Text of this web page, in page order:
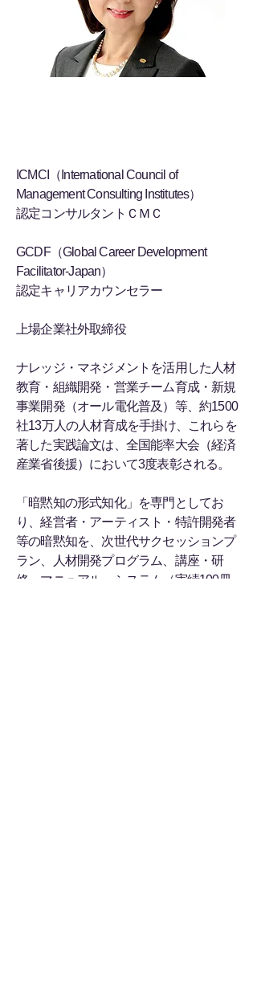
ICMCI（International Council of
Management Consulting Institutes）
認定コンサルタントＣＭＣ
GCDF（Global Career Development
Facilitator-Japan）
認定キャリアカウンセラー
上場企業社外取締役
ナレッジ・マネジメントを活用した人材
教育・組織開発・営業チーム育成・新規
事業開発（オール電化普及）等、約1500
社13万人の人材育成を手掛け、これらを
著した実践論文は、全国能率大会（経済
産業省後援）において3度表彰される。
「暗黙知の形式知化」を専門としてお
り、経営者・アーティスト・特許開発者
等の暗黙知を、次世代サクセッションプ
ラン、人材開発プログラム、講座・研
修、マニュアル・システム（実績100冊